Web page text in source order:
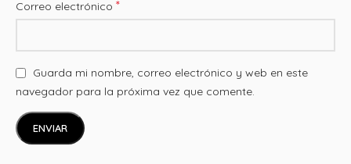
Correo electrónico *
Guarda mi nombre, correo electrónico y web en este
navegador para la próxima vez que comente.